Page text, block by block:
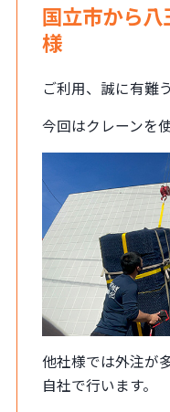
国立市から
様
ご利用、誠に有難
今回はクレーンを
他社様では外注が
自社で行います。